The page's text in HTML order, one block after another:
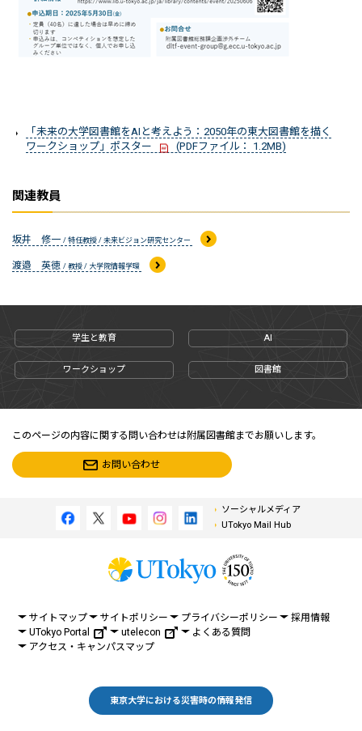
「未来の大学図書館をAIと考えよう：2050年の東大図書館を描く
ワークショップ」ポスター
(PDFファイル： 1.2MB)
関連教員
坂井 修一 / 特任教授 / 未来ビジョン研究センター
渡邉 英徳 / 教授 / 大学院情報学環
学生と教育 AI
ワークショップ 図書館
このページの内容に関する問い合わせは附属図書館までお願いします。
お問い合わせ
ソーシャルメディア
UTokyo Mail Hub
サイトマップ サイトポリシー プライバシーポリシー
採用情報
UTokyo Portal
utelecon
よくある質問
アクセス・キャンパスマップ
東京大学における災害時の情報発信